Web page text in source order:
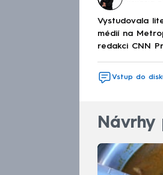
Vystudovala
médií na
redakci CNN
Vstup do
Návrhy